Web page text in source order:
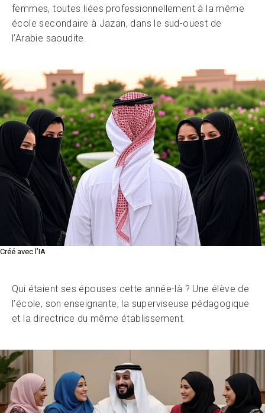
femmes, toutes liées professionnellement à la même
école secondaire à Jazan, dans le sud-ouest de
l’Arabie saoudite.
Créé avec l’IA
Qui étaient ses épouses cette année-là ? Une élève de
l’école, son enseignante, la superviseuse pédagogique
et la directrice du même établissement.